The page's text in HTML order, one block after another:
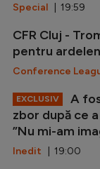
Special | 19:59
CFR Cluj -
pentru
Conference
EXCLUSIV
A
zbor după ce
”Nu mi-am
Inedit | 19:00